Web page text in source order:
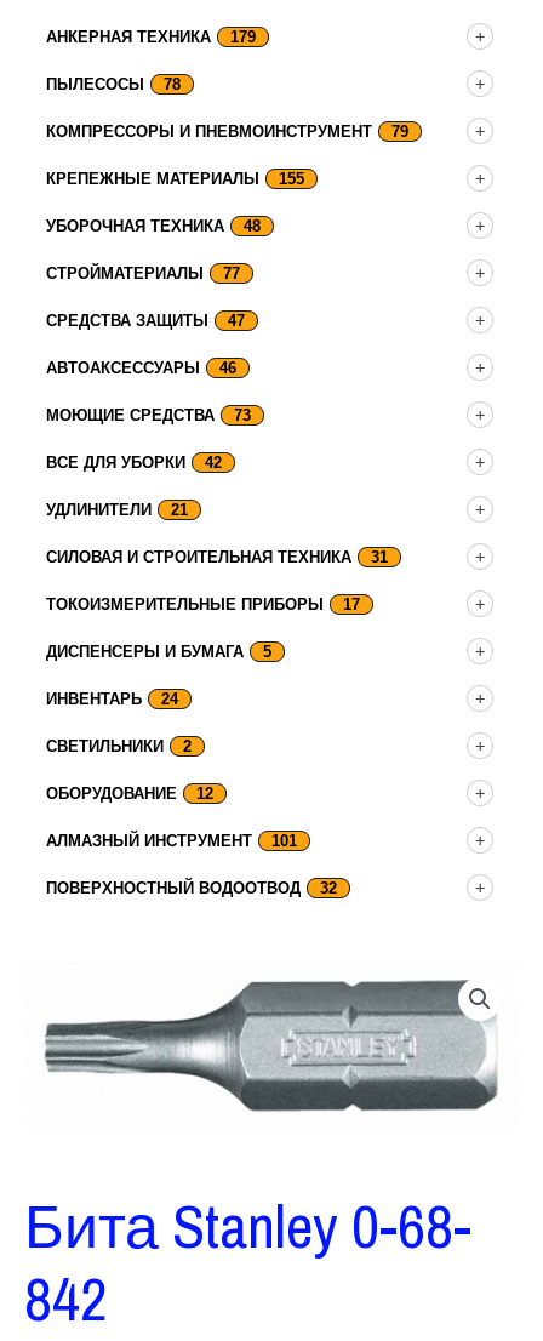
АНКЕРНАЯ ТЕХНИКА 179
ПЫЛЕСОСЫ 78
КОМПРЕССОРЫ И ПНЕВМОИНСТРУМЕНТ 79
КРЕПЕЖНЫЕ МАТЕРИАЛЫ 155
УБОРОЧНАЯ ТЕХНИКА 48
СТРОЙМАТЕРИАЛЫ 77
СРЕДСТВА ЗАЩИТЫ 47
АВТОАКСЕССУАРЫ 46
МОЮЩИЕ СРЕДСТВА 73
ВСЕ ДЛЯ УБОРКИ 42
УДЛИНИТЕЛИ 21
СИЛОВАЯ И СТРОИТЕЛЬНАЯ ТЕХНИКА 31
ТОКОИЗМЕРИТЕЛЬНЫЕ ПРИБОРЫ 17
ДИСПЕНСЕРЫ И БУМАГА 5
ИНВЕНТАРЬ 24
СВЕТИЛЬНИКИ 2
ОБОРУДОВАНИЕ 12
АЛМАЗНЫЙ ИНСТРУМЕНТ 101
ПОВЕРХНОСТНЫЙ ВОДООТВОД 32
Бита Stanley 0-68-
842